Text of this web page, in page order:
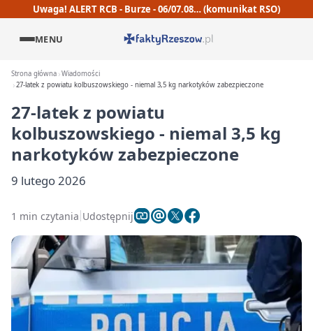
Uwaga! ALERT RCB - Burze - 06/07.08… (komunikat RSO)
MENU
Strona główna Wiadomości
27-latek z powiatu kolbuszowskiego - niemal 3,5 kg narkotyków zabezpieczone
27-latek z powiatu
kolbuszowskiego - niemal 3,5 kg
narkotyków zabezpieczone
9 lutego 2026
1 min czytania Udostępnij